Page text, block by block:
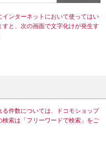
ンターネットにおいて使ってはい
と、次の画面で文字化けが発生す
る件数については、ドコモショップ
索は「フリーワードで検索」をご